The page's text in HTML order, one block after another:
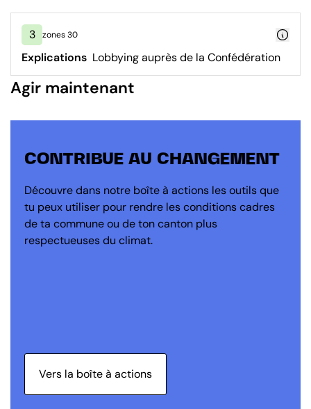
3 zones 30
Explications Lobbying auprès de la Confédération
Agir maintenant
CONTRIBUE AU CHANGEMENT
Découvre dans notre boîte à actions les outils que
tu peux utiliser pour rendre les conditions cadres
de ta commune ou de ton canton plus
respectueuses du climat.
Vers la boîte à actions